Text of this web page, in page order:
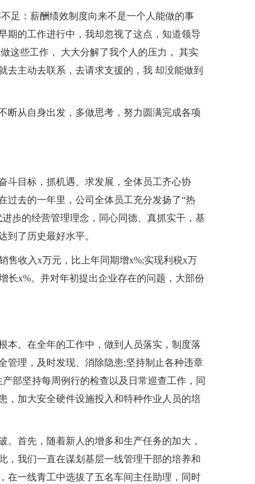
足：薪酬绩效制度向来不是一个人能做的事
期的工作进行中，我却忽视了这点，知道领导
这些工作， 大大分解了我个人的压力， 其实
去主动去联系，去请求支援的，我 却没能做到
断从自身出发，多做思考，努力圆满完成各项
斗目标，抓机遇、求发展，全体员工齐心协
过去的一年里，公司全体员工充分发扬了“热
步的经营管理理念，同心同德、真抓实干，基
到了历史最好水平。
售收入x万元，比上年同期增x%;实现利税x万
长x%。并对年初提出企业存在的问题，大部份
本。在全年的工作中，做到人员落实，制度落
管理，及时发现、消除隐患;坚持制止各种违章
部坚持每周例行的检查以及日常巡查工作，同
，加大安全硬件设施投入和特种作业人员的培
首先，随着新人的增多和生产任务的加大，
，我们一直在谋划基层一线管理干部的培养和
在一线青工中选拔了五名车间主任助理，同时